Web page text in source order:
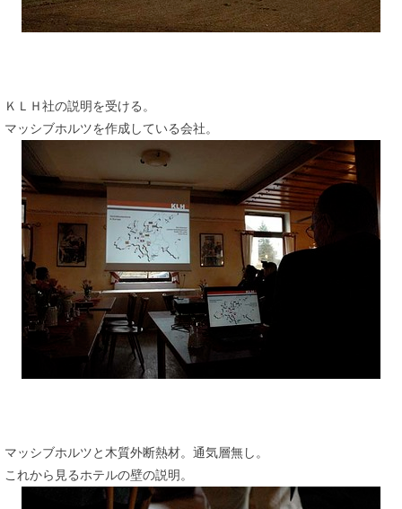
ＫＬＨ社の説明を受ける。
マッシブホルツを作成している会社。
マッシブホルツと木質外断熱材。通気層無し。
これから見るホテルの壁の説明。